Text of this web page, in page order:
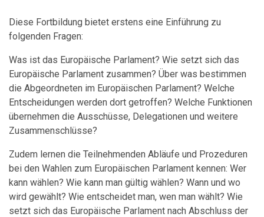
Diese Fortbildung bietet erstens eine Einführung zu
folgenden Fragen:
Was ist das Europäische Parlament? Wie setzt sich das
Europäische Parlament zusammen? Über was bestimmen
die Abgeordneten im Europäischen Parlament? Welche
Entscheidungen werden dort getroffen? Welche Funktionen
übernehmen die Ausschüsse, Delegationen und weitere
Zusammenschlüsse?
Zudem lernen die Teilnehmenden Abläufe und Prozeduren
bei den Wahlen zum Europäischen Parlament kennen: Wer
kann wählen? Wie kann man gültig wählen? Wann und wo
wird gewählt? Wie entscheidet man, wen man wählt? Wie
setzt sich das Europäische Parlament nach Abschluss der